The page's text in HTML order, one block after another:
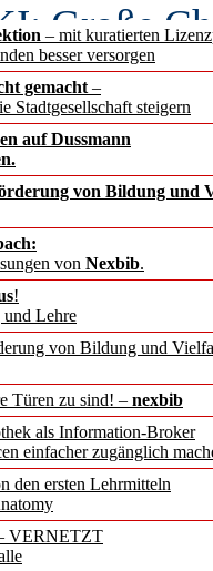
– mit kuratierten
besser versorgen
gemacht –
Stadtgesellschaft steigern
auf Dussmann
von Bildung und
von Nexbib.
!
Lehre
von Bildung und
Türen zu sind! – nexbib
als Information-Broker
einfacher zugänglich
den ersten Lehrmitteln
VERNETZT
Große
erstes
–
für